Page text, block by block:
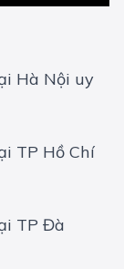
Hà Nội uy
TP Hồ Chí
TP Đà